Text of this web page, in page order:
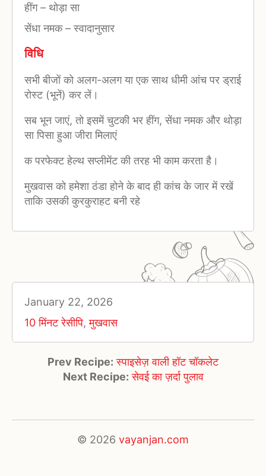
हींग– थोड़ा सा
सेंधा नमक–स्वादानुसार
विधि
सभी बीजों को अलग-अलग या एक साथ धीमी आंच पर ड्राई
रोस्ट (भूनें) कर लें।
सब भून जाएं, तो इसमें चुटकी भर हींग, सेंधा नमक और थोड़ा
सा पिसा हुआ जीरा मिलाएं
क परफेक्ट हेल्थ सप्लीमेंट की तरह भी काम करता है।
मुखवास को हमेशा ठंडा होने के बाद ही कांच के जार में रखें
ताकि उसकी कुरकुराहट बनी रहे
January 22, 2026
10 मिंनट रेसीपि,मुखवास
Prev Recipe: स्पाइसेज़ वाली हॉट चॉकलेट
Next Recipe: सेवई का ज़र्दा पुलाव
© 2026 vayanjan.com